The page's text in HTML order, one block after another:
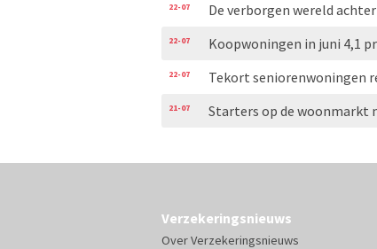
22-07 De verborgen wereld
22-07 Koopwoningen in juni 4,1
22-07 Tekort seniorenwoningen
21-07 Starters op de woonmarkt
Verzekeringsnieuws
Over Verzekeringsnieuws